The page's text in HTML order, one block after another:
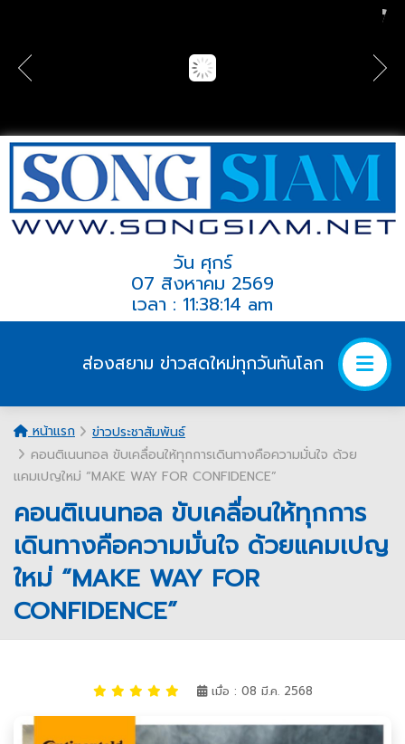
วัน ศุกร์
07 สิงหาคม 2569
เวลา : 11:38:14 am
ส่องสยาม ข่าวสดใหม่ทุกวันทันโลก
หน้าแรก
ข่าวประชาสัมพันธ์
คอนติเนนทอล ขับเคลื่อนให้ทุกการเดินทางคือความมั่นใจ ด้วย
แคมเปญใหม่ “MAKE WAY FOR CONFIDENCE”
คอนติเนนทอล ขับเคลื่อนให้ทุกการ
เดินทางคือความมั่นใจ ด้วยแคมเปญ
ใหม่ “MAKE WAY FOR
CONFIDENCE”
เมื่อ : 08 มี.ค. 2568